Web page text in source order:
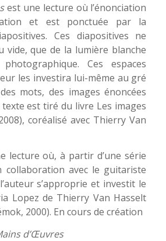
est une lecture où l’énonciation
et est ponctuée par la
Ces diapositives ne
vide, que de la lumière blanche
Ces espaces
les investira lui-même au gré
mots, des images énoncées
est tiré du livre Les images
coréalisé avec Thierry Van
lecture où, à partir d’une série
avec le guitariste
s’approprie et investit le
Lopez de Thierry Van Hasselt
2000). En cours de création
d’Œuvres